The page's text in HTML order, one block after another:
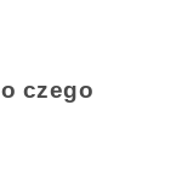
czego